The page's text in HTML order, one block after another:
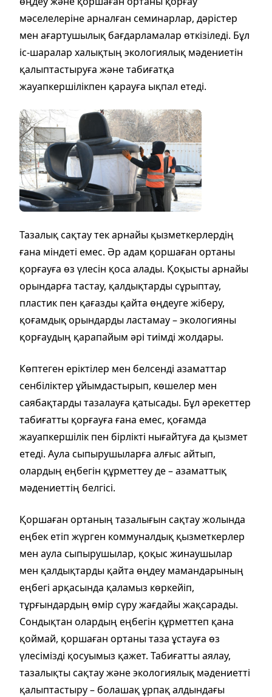
мәселелеріне арналған семинарлар, дәрістер
мен ағартушылық бағдарламалар өткізіледі. Бұл
іс-шаралар халықтың экологиялық мәдениетін
қалыптастыруға және табиғатқа
жауапкершілікпен қарауға ықпал етеді.
Тазалық сақтау тек арнайы қызметкерлердің
ғана міндеті емес. Әр адам қоршаған ортаны
қорғауға өз үлесін қоса алады. Қоқысты арнайы
орындарға тастау, қалдықтарды сұрыптау,
пластик пен қағазды қайта өңдеуге жіберу,
қоғамдық орындарды ластамау – экологияны
қорғаудың қарапайым әрі тиімді жолдары.
Көптеген еріктілер мен белсенді азаматтар
сенбіліктер ұйымдастырып, көшелер мен
саябақтарды тазалауға қатысады. Бұл әрекеттер
табиғатты қорғауға ғана емес, қоғамда
жауапкершілік пен бірлікті нығайтуға да қызмет
етеді. Аула сыпырушыларға алғыс айтып,
олардың еңбегін құрметтеу де – азаматтық
мәдениеттің белгісі.
Қоршаған ортаның тазалығын сақтау жолында
еңбек етіп жүрген коммуналдық қызметкерлер
мен аула сыпырушылар, қоқыс жинаушылар
мен қалдықтарды қайта өңдеу мамандарының
еңбегі арқасында қаламыз көркейіп,
тұрғындардың өмір сүру жағдайы жақсарады.
Сондықтан олардың еңбегін құрметтеп қана
қоймай, қоршаған ортаны таза ұстауға өз
үлесімізді қосуымыз қажет. Табиғатты аялау,
тазалықты сақтау және экологиялық мәдениетті
қалыптастыру – болашақ ұрпақ алдындағы